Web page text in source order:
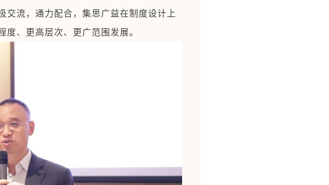
交流，通力配合，集思广益在制度设计上
、更高层次、更广范围发展。